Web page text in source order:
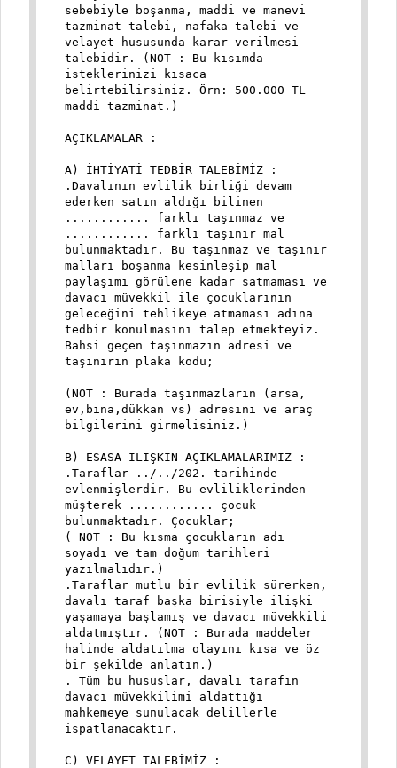
sebebiyle boşanma, maddi ve manevi
tazminat talebi, nafaka talebi ve
velayet hususunda karar verilmesi
talebidir. (NOT : Bu kısımda
isteklerinizi kısaca
belirtebilirsiniz. Örn: 500.000 TL
maddi tazminat.)
AÇIKLAMALAR :
A) İHTİYATİ TEDBİR TALEBİMİZ :
.Davalının evlilik birliği devam
ederken satın aldığı bilinen
............ farklı taşınmaz ve
............ farklı taşınır mal
bulunmaktadır. Bu taşınmaz ve taşınır
malları boşanma kesinleşip mal
paylaşımı görülene kadar satmaması ve
davacı müvekkil ile çocuklarının
geleceğini tehlikeye atmaması adına
tedbir konulmasını talep etmekteyiz.
Bahsi geçen taşınmazın adresi ve
taşınırın plaka kodu;
(NOT : Burada taşınmazların (arsa,
ev,bina,dükkan vs) adresini ve araç
bilgilerini girmelisiniz.)
B) ESASA İLİŞKİN AÇIKLAMALARIMIZ :
.Taraflar ../../202. tarihinde
evlenmişlerdir. Bu evliliklerinden
müşterek ............ çocuk
bulunmaktadır. Çocuklar;
( NOT : Bu kısma çocukların adı
soyadı ve tam doğum tarihleri
yazılmalıdır.)
.Taraflar mutlu bir evlilik sürerken,
davalı taraf başka birisiyle ilişki
yaşamaya başlamış ve davacı müvekkili
aldatmıştır. (NOT : Burada maddeler
halinde aldatılma olayını kısa ve öz
bir şekilde anlatın.)
. Tüm bu hususlar, davalı tarafın
davacı müvekkilimi aldattığı
mahkemeye sunulacak delillerle
ispatlanacaktır.
C) VELAYET TALEBİMİZ :